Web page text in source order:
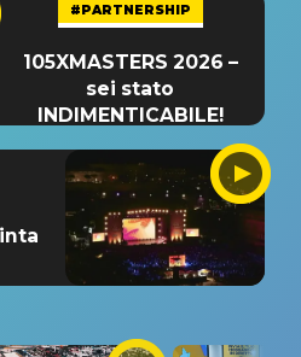
#PARTNERSHIP
105XMASTERS 2026 –
sei stato
INDIMENTICABILE!